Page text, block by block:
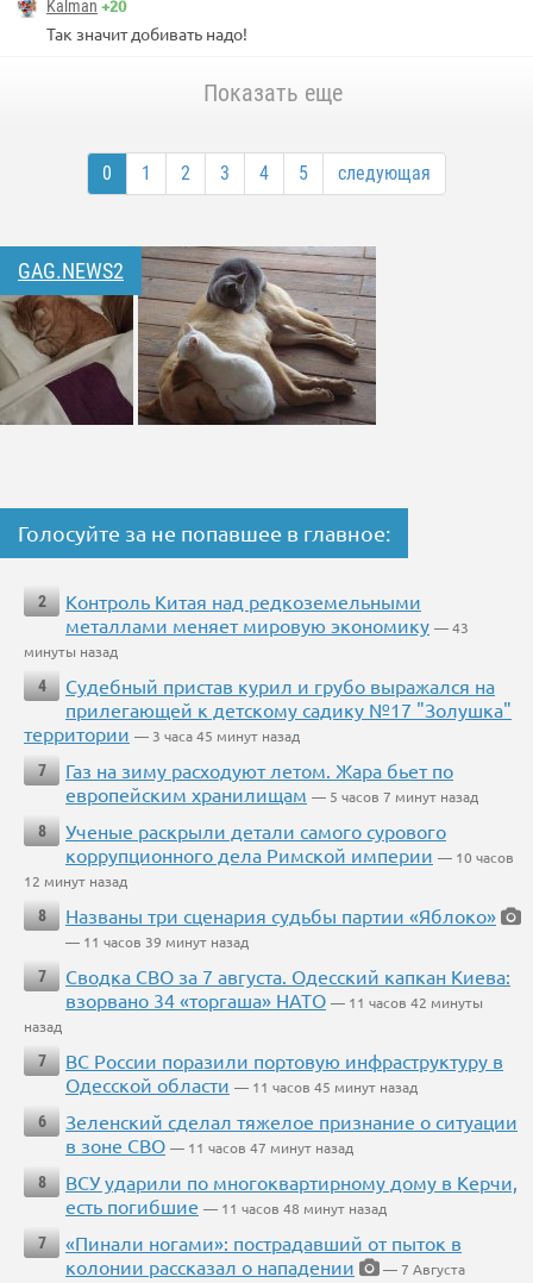
Kalman +20
Так значит добивать надо!
Показать еще
0 1 2 3 4 5 следующая
GAG.NEWS2
Голосуйте за не попавшее в главное:
2
Контроль Китая над редкоземельными
металлами меняет мировую экономику — 43
минуты назад
4
Судебный пристав курил и грубо выражался на
прилегающей к детскому садику №17 "Золушка"
территории — 3 часа 45 минут назад
7
Газ на зиму расходуют летом. Жара бьет по
европейским хранилищам — 5 часов 7 минут назад
8
Ученые раскрыли детали самого сурового
коррупционного дела Римской империи — 10 часов
12 минут назад
8
Названы три сценария судьбы партии «Яблоко»
— 11 часов 39 минут назад
7
Сводка СВО за 7 августа. Одесский капкан Киева:
взорвано 34 «торгаша» НАТО — 11 часов 42 минуты
назад
7
ВС России поразили портовую инфраструктуру в
Одесской области — 11 часов 45 минут назад
6
Зеленский сделал тяжелое признание о ситуации
в зоне СВО — 11 часов 47 минут назад
8
ВСУ ударили по многоквартирному дому в Керчи,
есть погибшие — 11 часов 48 минут назад
7
«Пинали ногами»: пострадавший от пыток в
колонии рассказал о нападении
— 7 Августа